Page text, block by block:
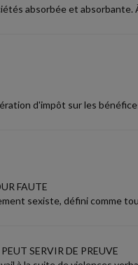
absorbée et absorbante.
d'impôt sur les
FAUTE
sexiste, défini comme
SERVIR DE PREUVE